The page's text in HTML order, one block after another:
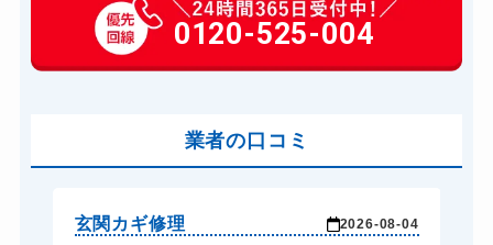
玄関カギ作成 14,300円～(税込)
玄関カギ交換 14,300円～(税込)
バイクカギ開け
スーツケースカギ開け 8,800円～(税込)
0120-525-004
業者の口コミ
玄関カギ修理 2026-08-04